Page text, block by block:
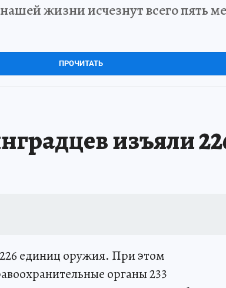
жизни исчезнут всего пять
ПРОЧИТАТЬ
изъяли
единиц оружия. При этом
органы 233